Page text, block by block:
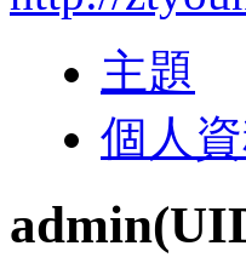
主題
個人
admin